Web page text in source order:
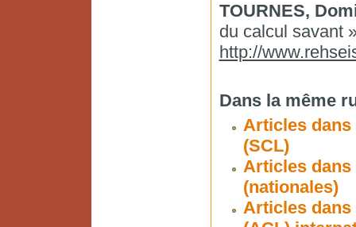
TOURNES,
du calcul savant
http://
Dans la même
Articles dans
(SCL)
Articles dans
(nationales)
Articles dans